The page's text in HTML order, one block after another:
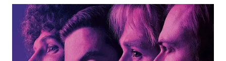
BINJAI
WN
CIREBON